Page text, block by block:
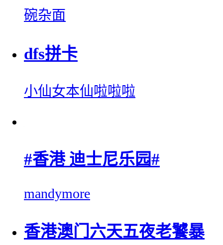
碗杂面
dfs拼卡
小仙女本仙啦啦啦
#香港 迪士尼乐园#
mandymore
香港澳门六天五夜老饕暴